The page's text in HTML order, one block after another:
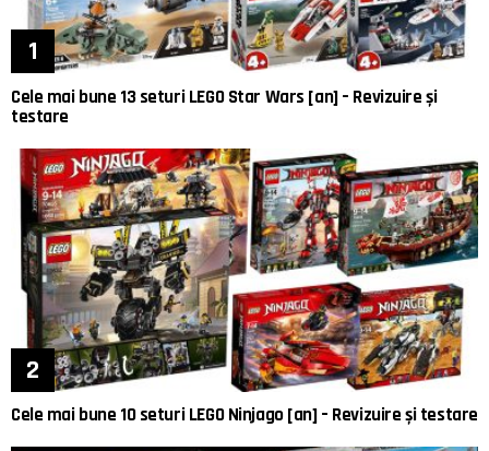
Cele mai bune 13 seturi LEGO Star Wars [an] – Revizuire și
testare
Cele mai bune 10 seturi LEGO Ninjago [an] – Revizuire și testare